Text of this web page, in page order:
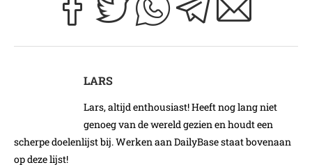
LARS
Lars, altijd enthousiast! Heeft nog lang niet
genoeg van de wereld gezien en houdt een
scherpe doelenlijst bij. Werken aan DailyBase staat bovenaan
op deze lijst!